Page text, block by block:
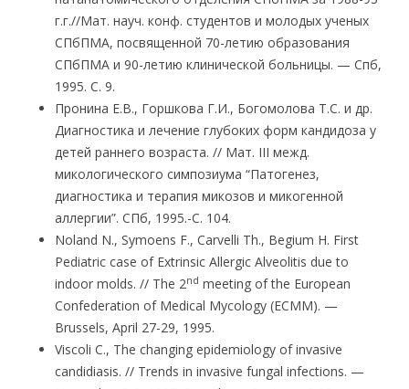
г.г.//Мат. науч. конф. студентов и молодых ученых
СПбПМА, посвященной 70-летию образования
СПбПМА и 90-летию клинической больницы. — Спб,
1995. С. 9.
Пронина Е.В., Горшкова Г.И., Богомолова Т.С. и др.
Диагностика и лечение глубоких форм кандидоза у
детей раннего возраста. // Мат. III межд.
микологического симпозиума “Патогенез,
диагностика и терапия микозов и микогенной
аллергии”. СПб, 1995.-С. 104.
Noland N., Symoens F., Carvelli Th., Begium H. First
Pediatric case of Extrinsic Allergic Alveolitis due to
indoor molds. // The 2nd meeting of the European
Confederation of Medical Mycology (ECMM). —
Brussels, April 27-29, 1995.
Viscoli C., The changing epidemiology of invasive
candidiasis. // Trends in invasive fungal infections. —